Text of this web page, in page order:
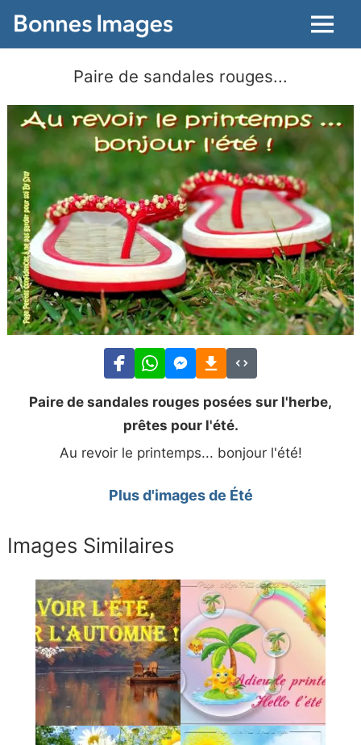
Menu
Paire de sandales rouges...
Paire de sandales rouges posées sur l'herbe,
prêtes pour l'été.
Au revoir le printemps... bonjour l'été!
Plus d'images de Été
Images Similaires